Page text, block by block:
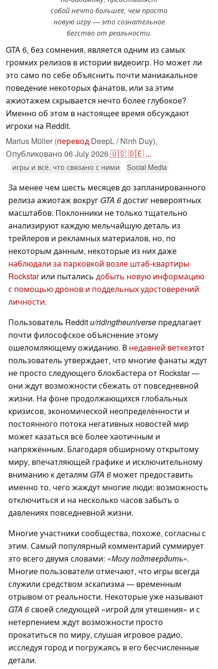
собой нечто большее, чем просто
новую игру — это сознательное
бегство от реальности.
GTA 6, без сомнения, является одним из самых
громких релизов в истории видеоигр. Но может ли
это само по себе объяснить почти маниакальное
поведение некоторых фанатов, или за этим
ажиотажем скрывается нечто более глубокое?
Именно об этом в настоящее время обсуждают
игроки на Reddit.
Marius Müller (перевод DeepL / Ninh Duy),
Опубликовано 06 July 2026🇺🇸🇩🇪 ...
игры и всё, что связано с ними Social Media
За менее чем шесть месяцев до запланированного
релиза ажиотаж вокруг GTA 6достиг невероятных
масштабов. Поклонники не только тщательно
анализируют каждую мельчайшую деталь из
трейлеров и рекламных материалов, но, по
некоторым данным, некоторые из них даже
наблюдали за парковкой возле штаб-квартиры
Rockstarили пытались добыть новую информацию
с помощью дронов и поддельных удостоверений
личности.
Пользователь Redditu/ridingtheuniverse предлагает
почти философское объяснение этому
ошеломляющему ожиданию. В недавней веткеэтот
пользователь утверждает, что многие фанаты ждут
не просто следующего блокбастера от Rockstar —
они ждут возможности сбежать от повседневной
жизни. На фоне продолжающихся глобальных
кризисов, экономической неопределённости и
постоянного потока негативных новостей мир
может казаться всё более хаотичным и
напряжённым. Благодаря обширному открытому
миру, впечатляющей графике и исключительному
вниманию к деталям GTA 6 может предоставить
именно то, чего жаждут многие люди: возможность
отключиться и на несколько часов забыть о
давлениях повседневной жизни.
Многие участники сообщества, похоже, согласны с
этим. Самый популярный комментарий суммирует
это всего двумя словами: «Могу подтвердить».
Многие пользователи отмечают, что игры всегда
служили средством эскапизма — временным
отрывом от реальности. Некоторые уже называют
GTA 6своей следующей «игрой для утешения» и с
нетерпением ждут возможности просто
прокатиться по миру, слушая игровое радио,
исследуя город и погружаясь в его бесчисленные
детали.